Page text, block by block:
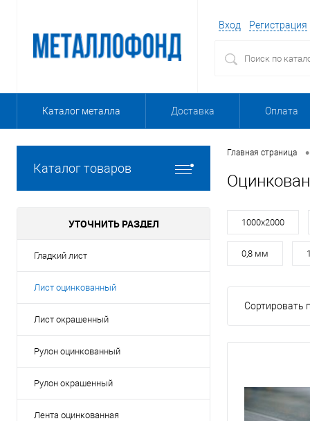
Вход Регистрация
Каталог металла Доставка Оплата
Каталог товаров
УТОЧНИТЬ РАЗДЕЛ
Гладкий лист
Лист оцинкованный
Лист окрашенный
Рулон оцинкованный
Рулон окрашенный
Лента оцинкованная
Главная страница •
1000х2000
0,8 мм
Сортировать